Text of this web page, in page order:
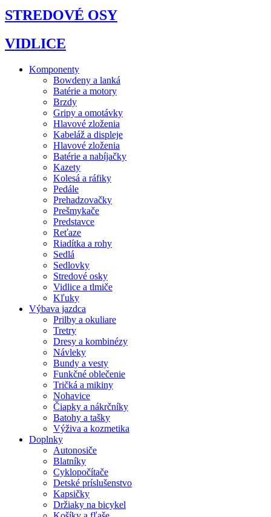
STREDOVÉ OSY
VIDLICE
Komponenty
Bowdeny a lanká
Batérie a motory
Brzdy
Gripy a omotávky
Hlavové zloženia
Kabeláž a displeje
Hlavové zloženia
Batérie a nabíjačky
Kazety
Kolesá a ráfiky
Pedále
Prehadzovačky
Prešmykače
Predstavce
Reťaze
Riadítka a rohy
Sedlá
Sedlovky
Stredové osky
Vidlice a tlmiče
Kľuky
Výbava jazdca
Prilby a okuliare
Tretry
Dresy a kombinézy
Návleky
Bundy a vesty
Funkčné oblečenie
Tričká a mikiny
Nohavice
Čiapky a nákrčníky
Batohy a tašky
Výživa a kozmetika
Doplnky
Autonosiče
Blatníky
Cyklopočítače
Detské príslušenstvo
Kapsičky
Držiaky na bicykel